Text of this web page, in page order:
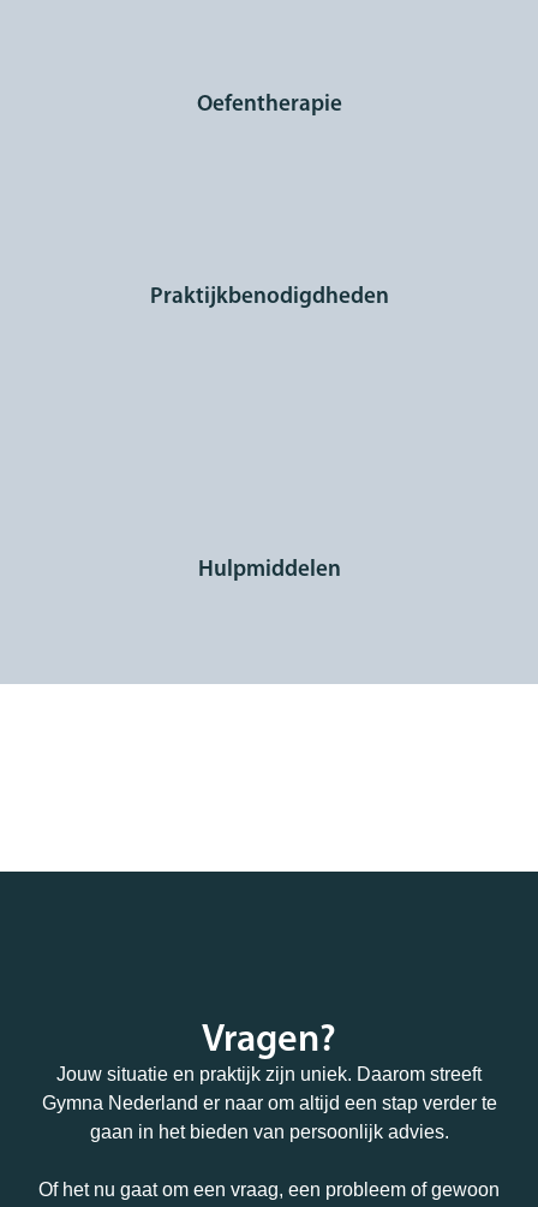
Oefentherapie
Praktijkbenodigdheden
Hulpmiddelen
Vragen?
Jouw situatie en praktijk zijn uniek. Daarom streeft
Gymna Nederland er naar om altijd een stap verder te
gaan in het bieden van persoonlijk advies.
Of het nu gaat om een vraag, een probleem of gewoon